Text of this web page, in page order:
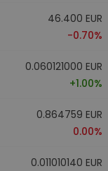
46.400 EUR
-0.70%
0.060121000 EUR
+1.00%
0.864759 EUR
0.00%
0.011010140 EUR